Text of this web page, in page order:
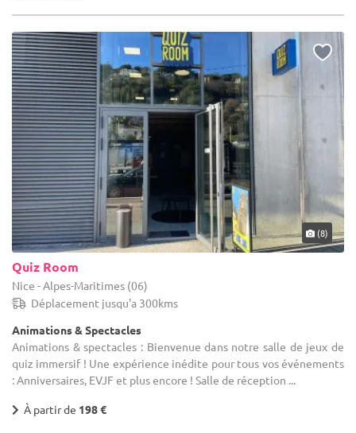
(8)
Quiz Room
Nice - Alpes-Maritimes (06)
Déplacement jusqu'a 300kms
Animations & Spectacles
Animations & spectacles : Bienvenue dans notre salle de jeux de
quiz immersif ! Une expérience inédite pour tous vos événements
: Anniversaires, EVJF et plus encore ! Salle de réception ...
À partir de 198 €